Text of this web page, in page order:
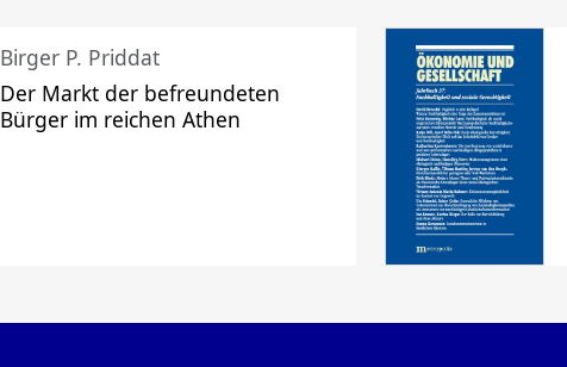
Birger P. Priddat
Der Markt der befreundeten
Bürger im reichen Athen